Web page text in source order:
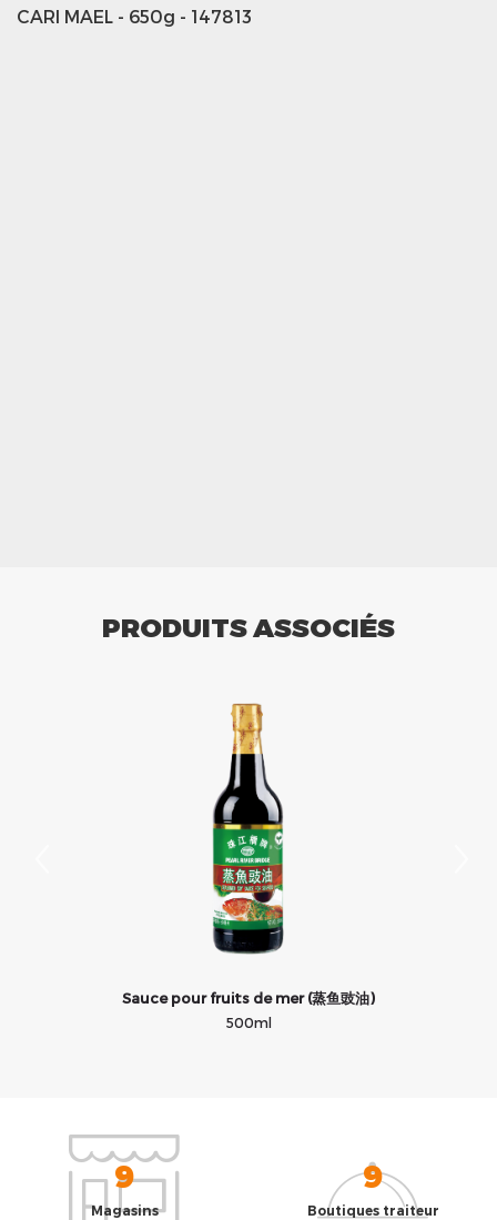
CARI MAEL - 650g - 147813
PRODUITS ASSOCIÉS
Sauce pour fruits de mer (蒸鱼豉油)
500ml
9
Magasins
9
Boutiques traiteur